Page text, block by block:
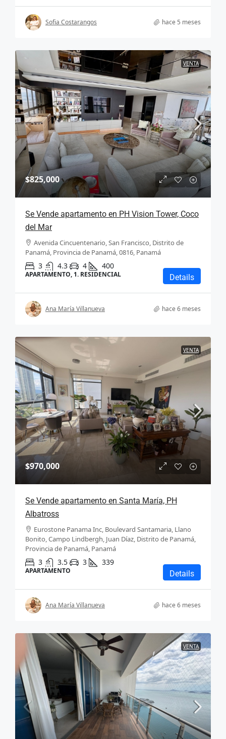
Sofia Costarangos hace 5 meses
VENTA
$825,000
Se Vende apartamento en PH Vision Tower, Coco
del Mar
Avenida Cincuentenario, San Francisco, Distrito de
Panamá, Provincia de Panamá, 0816, Panamá
3 4.3 4 400
APARTAMENTO, 1. RESIDENCIAL Details
Ana María Villanueva hace 6 meses
VENTA
$970,000
Se Vende apartamento en Santa María, PH
Albatross
Eurostone Panama Inc, Boulevard Santamaria, Llano
Bonito, Campo Lindbergh, Juan Díaz, Distrito de Panamá,
Provincia de Panamá, Panamá
3 3.5 3 339
APARTAMENTO Details
Ana María Villanueva hace 6 meses
VENTA